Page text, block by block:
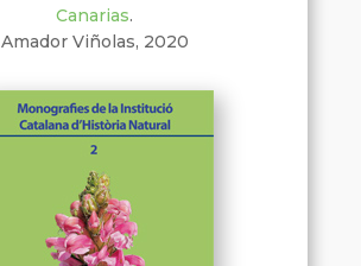
Canarias.
Amador Viñolas, 2020